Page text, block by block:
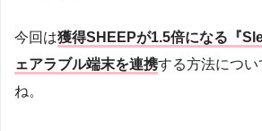
今回は獲得SHEEPが1.5倍になる『
ェアラブル端末を連携する方法につ
ね。